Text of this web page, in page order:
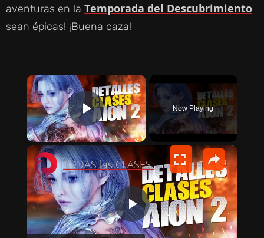
aventuras en la Temporada del Descubrimiento
sean épicas! ¡Buena caza!
×
PLAY VIDEO
Now Playing
×
P
TODAS las CLASES DE AION 2 explicadas: ¿Cuál es la mejor?